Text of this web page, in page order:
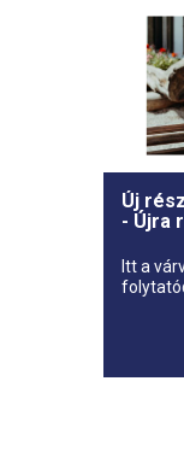
Új
- Újra
Itt a